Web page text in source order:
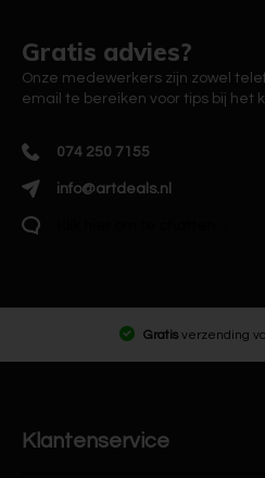
Gratis advies?
Onze medewerkers zijn zowel
email te bereiken voor tips bij het
074 250 7155
info@artdeals.nl
Gratis verzending
Klantenservice